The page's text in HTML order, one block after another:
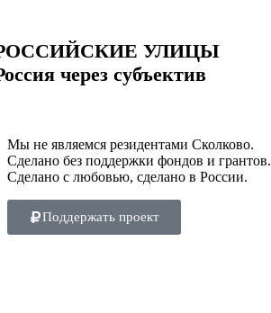
УЛИЦЫ
через субъектив
Мы не являемся резидентами Сколково.
Сделано без поддержки фондов и грантов.
Сделано с любовью, сделано в России.
Поддержать проект